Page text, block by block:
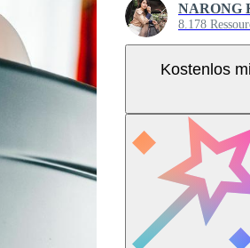
NARONG
8.178
Kostenlos